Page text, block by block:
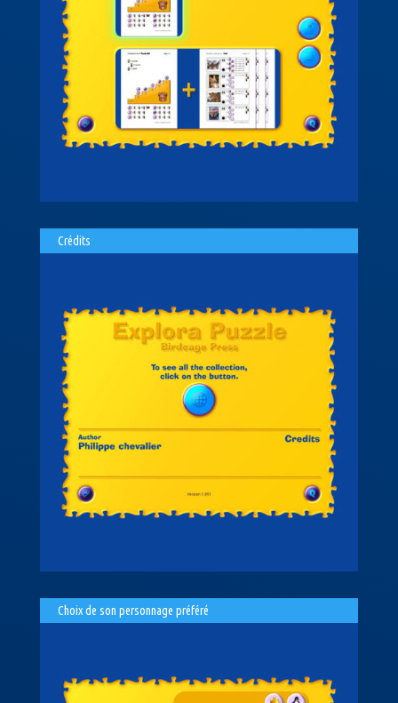
Crédits
Choix de son personnage préféré